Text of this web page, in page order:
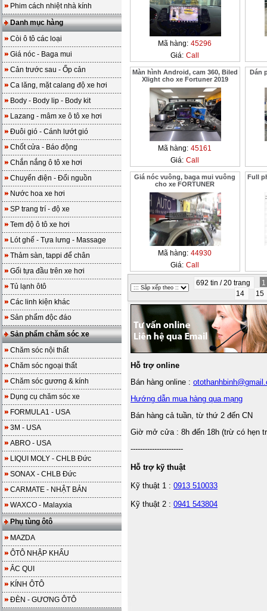
Phim cách nhiệt nhà kính
Danh mục hàng
Còi ô tô các loại
Giá nóc - Baga mui
Cản trước sau - Ốp cản
Ca lăng, mặt calang độ xe hơi
Body - Body lip - Body kit
Lazang - mâm xe ô tô xe hơi
Đuôi gió - Cánh lướt gió
Chốt cửa - Báo động
Chắn nắng ô tô xe hơi
Chuyển điện - Đổi nguồn
Nước hoa xe hơi
SP trang trí - độ xe
Tem độ ô tô xe hơi
Lót ghế - Tựa lưng - Massage
Thảm sàn, tappi để chân
Gối tựa đầu trên xe hơi
Tủ lạnh ôtô
Các linh kiện khác
Sản phẩm độc đáo
Sản phẩm chăm sóc xe
Chăm sóc nội thất
Chăm sóc ngoại thất
Chăm sóc gương & kính
Dụng cụ chăm sóc xe
FORMULA1 - USA
3M - USA
ABRO - USA
LIQUI MOLY - CHLB Đức
SONAX - CHLB Đức
CARMATE - NHẬT BẢN
WAXCO - Malayxia
Phụ tùng ôtô
MAZDA
ÔTÔ NHẬP KHẨU
ẮC QUI
KÍNH ÔTÔ
ĐÈN - GƯƠNG ÔTÔ
Mã hàng: 45296
Giá: Call
Màn hình Android, cam 360, Biled
Xlight cho xe Fortuner 2019
Mã hàng: 45161
Giá: Call
Dán
Giá nóc vuông, baga mui vuông
cho xe FORTUNER
Mã hàng: 44930
Giá: Call
Full
692 tin / 20 trang
1
14
15
Hỗ trợ online
Bán hàng online :
Hướng dẫn mua hàng qua mạng
Bán hàng cả tuần, từ thứ 2 đến CN
Giờ mở cửa : 8h đến 18h (trừ có hẹn
----------------------
Hỗ trợ kỹ thuật
Kỹ thuật 1 : 0913 510033
Kỹ thuật 2 : 0941 543804